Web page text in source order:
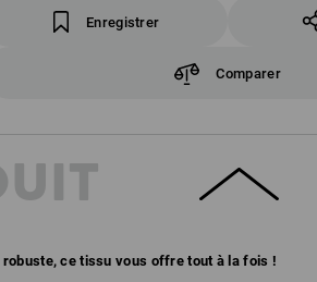
Enregistrer
Comparer
ce tissu vous offre tout à la fois !